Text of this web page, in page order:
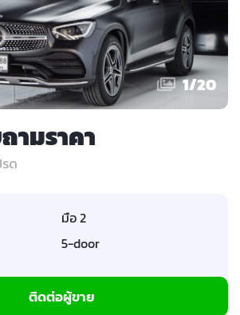
1/20
ามราคา
รด
มือ 2
5-door
ติดต่อผู้ขาย